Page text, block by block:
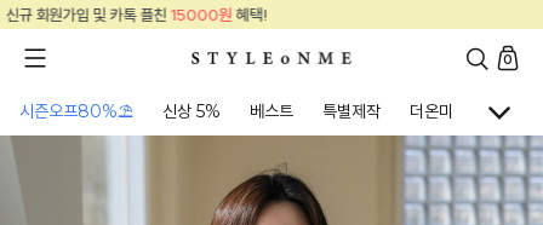
혜택!
0
시즌오프80%⛱ 신상 5% 베스트 특별제작 더온미 골프웨어